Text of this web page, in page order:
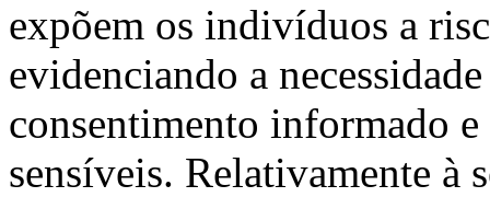
expõem os indivíduos a
evidenciando a
consentimento informado
sensíveis. Relativamente à